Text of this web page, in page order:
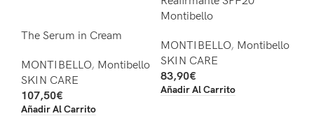
The Serum in Cream
MONTIBELLO, Montibello
SKIN CARE
107,50€
Añadir Al Carrito
Montibello
MONTIBELLO, Montibello
SKIN CARE
83,90€
Añadir Al Carrito